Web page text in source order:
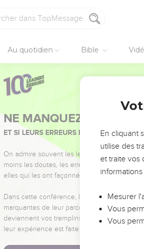
Au quotidien Bible
NE MANQUEZ PAS
ET SI LEURS ERREURS POUVAIENT VOUS
On admire souvent les leaders pour leurs
moins les doutes, les erreurs et les saisons
elles qui les ont façonnés.
Dans cette conférence, leaders,
marquantes de leur parcours et les clés
deviennent vos tremplins. Que vous
leur expérience est faite pour vous.
En cliquant
utilise des
et traite vos
Mesurer
Vous
Vous